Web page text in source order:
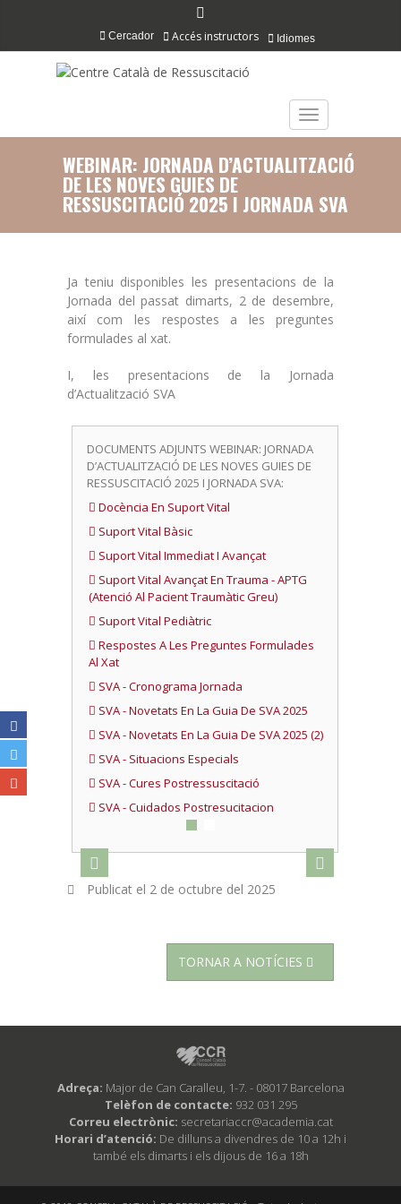
Idiomes
Accés instructors
Cercador
TOGGLE
WEBINAR: JORNADA D’ACTUALITZACIÓ
DE LES NOVES GUIES DE
RESSUSCITACIÓ 2025 I JORNADA SVA
Ja teniu disponibles les presentacions de la
Jornada del passat dimarts, 2 de desembre,
així com les respostes a les preguntes
formulades al xat.
I, les presentacions de la Jornada
d’Actualització SVA
DOCUMENTS ADJUNTS WEBINAR: JORNADA
D’ACTUALITZACIÓ DE LES NOVES GUIES DE
RESSUSCITACIÓ 2025 I JORNADA SVA:
Docència En Suport Vital
Suport Vital Bàsic
Suport Vital Immediat I Avançat
Suport Vital Avançat En Trauma - APTG
(Atenció Al Pacient Traumàtic Greu)
Suport Vital Pediàtric
Respostes A Les Preguntes Formulades
Al Xat
SVA - Cronograma Jornada
SVA - Novetats En La Guia De SVA 2025
SVA - Novetats En La Guia De SVA 2025 (2)
SVA - Situacions Especials
SVA - Cures Postressuscitació
SVA - Cuidados Postresucitacion
Publicat el 2 de octubre del 2025
TORNAR A NOTÍCIES
Adreça: Major de Can Caralleu, 1-7. - 08017 Barcelona
Telèfon de contacte: 932 031 295
Correu electrònic: secretariaccr@academia.cat
Horari d’atenció: De dilluns a divendres de 10 a 12h i
també els dimarts i els dijous de 16 a 18h